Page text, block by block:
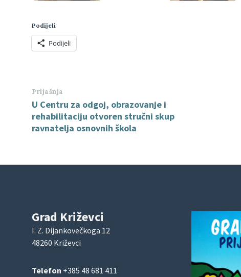
Podijeli
Podijeli
Prijašnja
U Centru za odgoj, obrazovanje i
rehabilitaciju otvoren stručni skup
ravnatelja osnovnih škola
Grad Križevci
I. Z. Dijankovečkoga 12
48260 Križevci
Telefon +385 48 681 411